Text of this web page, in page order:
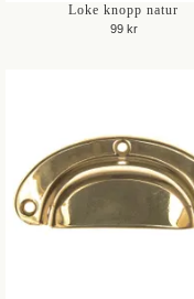
Loke knopp natur
99 kr